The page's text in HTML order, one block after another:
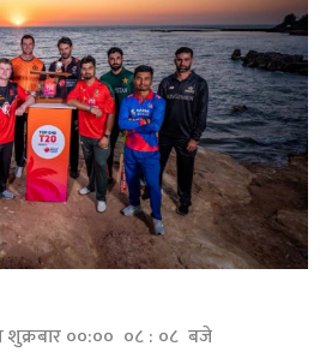
शुक्रबार ००:०० ०८ : ०८ बजे